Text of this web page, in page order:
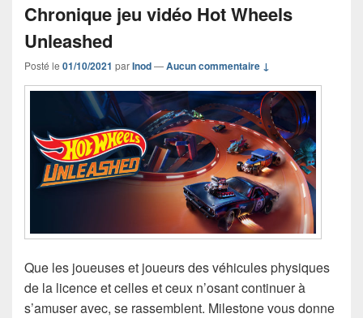
Chronique jeu vidéo Hot Wheels
Unleashed
Posté le 01/10/2021 parInod—Aucun commentaire ↓
Que les joueuses et joueurs des véhicules physiques
de la licence et celles et ceux n’osant continuer à
s’amuser avec, se rassemblent. Milestone vous donne